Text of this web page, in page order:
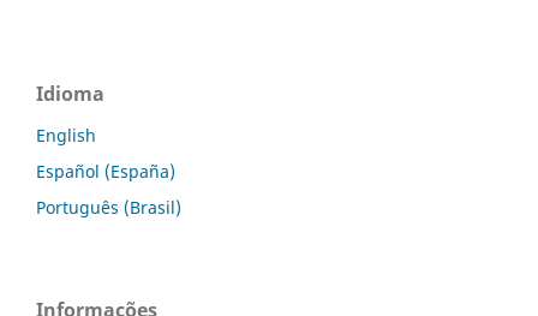
Idioma
English
Español (España)
Português (Brasil)
Informações